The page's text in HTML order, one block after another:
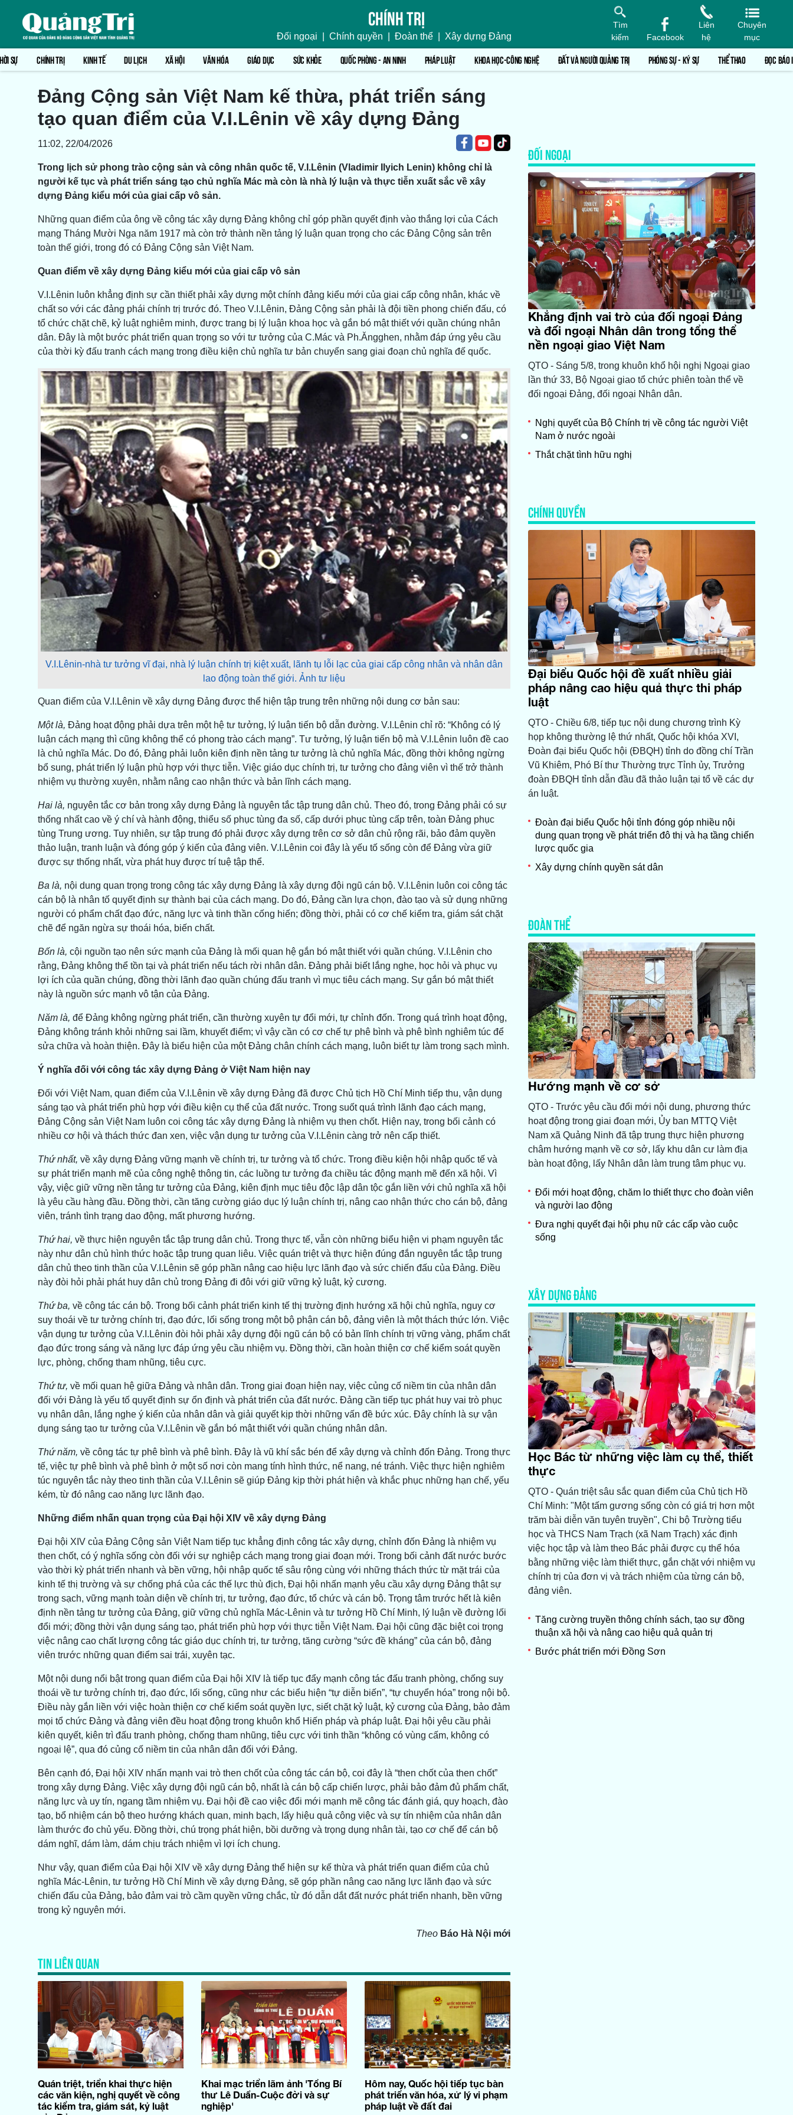
Chính trị
Đối ngoại Chính quyền Đoàn thể Xây dựng Đảng
Tìm
kiếm
Facebook
Liên
hệ
Chuyên
mục
SỰ CHÍNH TRỊ KINH TẾ DU LỊCH XÃ HỘI VĂN HÓA GIÁO DỤC SỨC KHỎE QUỐC PHÒNG - AN NINH PHÁP LUẬT KHOA HỌC-CÔNG NGHỆ ĐẤT VÀ NGƯỜI QUẢNG TRỊ PHÓNG SỰ - KÝ SỰ THỂ THAO ĐỌC BÁO
Đảng Cộng sản Việt Nam kế thừa, phát triển sáng
tạo quan điểm của V.I.Lênin về xây dựng Đảng
11:02, 22/04/2026
Trong lịch sử phong trào cộng sản và công nhân quốc tế, V.I.Lênin (Vladimir Ilyich Lenin) không chỉ là
người kế tục và phát triển sáng tạo chủ nghĩa Mác mà còn là nhà lý luận và thực tiễn xuất sắc về xây
dựng Đảng kiểu mới của giai cấp vô sản.
Những quan điểm của ông về công tác xây dựng Đảng không chỉ góp phần quyết định vào thắng lợi của Cách
mạng Tháng Mười Nga năm 1917 mà còn trở thành nền tảng lý luận quan trọng cho các Đảng Cộng sản trên
toàn thế giới, trong đó có Đảng Cộng sản Việt Nam.
Quan điểm về xây dựng Đảng kiểu mới của giai cấp vô sản
V.I.Lênin luôn khẳng định sự cần thiết phải xây dựng một chính đảng kiểu mới của giai cấp công nhân, khác về
chất so với các đảng phái chính trị trước đó. Theo V.I.Lênin, Đảng Cộng sản phải là đội tiền phong chiến đấu, có
tổ chức chặt chẽ, kỷ luật nghiêm minh, được trang bị lý luận khoa học và gắn bó mật thiết với quần chúng nhân
dân. Đây là một bước phát triển quan trọng so với tư tưởng của C.Mác và Ph.Ăngghen, nhằm đáp ứng yêu cầu
của thời kỳ đấu tranh cách mạng trong điều kiện chủ nghĩa tư bản chuyển sang giai đoạn chủ nghĩa đế quốc.
V.I.Lênin-nhà tư tưởng vĩ đại, nhà lý luận chính trị kiệt xuất, lãnh tụ lỗi lạc của giai cấp công nhân và nhân dân
lao động toàn thế giới. Ảnh tư liệu
Quan điểm của V.I.Lênin về xây dựng Đảng được thể hiện tập trung trên những nội dung cơ bản sau:
Một là, Đảng hoạt động phải dựa trên một hệ tư tưởng, lý luận tiến bộ dẫn đường. V.I.Lênin chỉ rõ: “Không có lý
luận cách mạng thì cũng không thể có phong trào cách mạng”. Tư tưởng, lý luận tiến bộ mà V.I.Lênin luôn đề cao
là chủ nghĩa Mác. Do đó, Đảng phải luôn kiên định nền tảng tư tưởng là chủ nghĩa Mác, đồng thời không ngừng
bổ sung, phát triển lý luận phù hợp với thực tiễn. Việc giáo dục chính trị, tư tưởng cho đảng viên vì thế trở thành
nhiệm vụ thường xuyên, nhằm nâng cao nhận thức và bản lĩnh cách mạng.
Hai là, nguyên tắc cơ bản trong xây dựng Đảng là nguyên tắc tập trung dân chủ. Theo đó, trong Đảng phải có sự
thống nhất cao về ý chí và hành động, thiểu số phục tùng đa số, cấp dưới phục tùng cấp trên, toàn Đảng phục
tùng Trung ương. Tuy nhiên, sự tập trung đó phải được xây dựng trên cơ sở dân chủ rộng rãi, bảo đảm quyền
thảo luận, tranh luận và đóng góp ý kiến của đảng viên. V.I.Lênin coi đây là yếu tố sống còn để Đảng vừa giữ
được sự thống nhất, vừa phát huy được trí tuệ tập thể.
Ba là, nội dung quan trọng trong công tác xây dựng Đảng là xây dựng đội ngũ cán bộ. V.I.Lênin luôn coi công tác
cán bộ là nhân tố quyết định sự thành bại của cách mạng. Do đó, Đảng cần lựa chọn, đào tạo và sử dụng những
người có phẩm chất đạo đức, năng lực và tinh thần cống hiến; đồng thời, phải có cơ chế kiểm tra, giám sát chặt
chẽ để ngăn ngừa sự thoái hóa, biến chất.
Bốn là, cội nguồn tạo nên sức mạnh của Đảng là mối quan hệ gắn bó mật thiết với quần chúng. V.I.Lênin cho
rằng, Đảng không thể tồn tại và phát triển nếu tách rời nhân dân. Đảng phải biết lắng nghe, học hỏi và phục vụ
lợi ích của quần chúng, đồng thời lãnh đạo quần chúng đấu tranh vì mục tiêu cách mạng. Sự gắn bó mật thiết
này là nguồn sức mạnh vô tận của Đảng.
Năm là, để Đảng không ngừng phát triển, cần thường xuyên tự đổi mới, tự chỉnh đốn. Trong quá trình hoạt động,
Đảng không tránh khỏi những sai lầm, khuyết điểm; vì vậy cần có cơ chế tự phê bình và phê bình nghiêm túc để
sửa chữa và hoàn thiện. Đây là biểu hiện của một Đảng chân chính cách mạng, luôn biết tự làm trong sạch mình.
Ý nghĩa đối với công tác xây dựng Đảng ở Việt Nam hiện nay
Đối với Việt Nam, quan điểm của V.I.Lênin về xây dựng Đảng đã được Chủ tịch Hồ Chí Minh tiếp thu, vận dụng
sáng tạo và phát triển phù hợp với điều kiện cụ thể của đất nước. Trong suốt quá trình lãnh đạo cách mạng,
Đảng Cộng sản Việt Nam luôn coi công tác xây dựng Đảng là nhiệm vụ then chốt. Hiện nay, trong bối cảnh có
nhiều cơ hội và thách thức đan xen, việc vận dụng tư tưởng của V.I.Lênin càng trở nên cấp thiết.
Thứ nhất, về xây dựng Đảng vững mạnh về chính trị, tư tưởng và tổ chức. Trong điều kiện hội nhập quốc tế và
sự phát triển mạnh mẽ của công nghệ thông tin, các luồng tư tưởng đa chiều tác động mạnh mẽ đến xã hội. Vì
vậy, việc giữ vững nền tảng tư tưởng của Đảng, kiên định mục tiêu độc lập dân tộc gắn liền với chủ nghĩa xã hội
là yêu cầu hàng đầu. Đồng thời, cần tăng cường giáo dục lý luận chính trị, nâng cao nhận thức cho cán bộ, đảng
viên, tránh tình trạng dao động, mất phương hướng.
Thứ hai, về thực hiện nguyên tắc tập trung dân chủ. Trong thực tế, vẫn còn những biểu hiện vi phạm nguyên tắc
này như dân chủ hình thức hoặc tập trung quan liêu. Việc quán triệt và thực hiện đúng đắn nguyên tắc tập trung
dân chủ theo tinh thần của V.I.Lênin sẽ góp phần nâng cao hiệu lực lãnh đạo và sức chiến đấu của Đảng. Điều
này đòi hỏi phải phát huy dân chủ trong Đảng đi đôi với giữ vững kỷ luật, kỷ cương.
Thứ ba, về công tác cán bộ. Trong bối cảnh phát triển kinh tế thị trường định hướng xã hội chủ nghĩa, nguy cơ
suy thoái về tư tưởng chính trị, đạo đức, lối sống trong một bộ phận cán bộ, đảng viên là một thách thức lớn. Việc
vận dụng tư tưởng của V.I.Lênin đòi hỏi phải xây dựng đội ngũ cán bộ có bản lĩnh chính trị vững vàng, phẩm chất
đạo đức trong sáng và năng lực đáp ứng yêu cầu nhiệm vụ. Đồng thời, cần hoàn thiện cơ chế kiểm soát quyền
lực, phòng, chống tham nhũng, tiêu cực.
Thứ tư, về mối quan hệ giữa Đảng và nhân dân. Trong giai đoạn hiện nay, việc củng cố niềm tin của nhân dân
đối với Đảng là yếu tố quyết định sự ổn định và phát triển của đất nước. Đảng cần tiếp tục phát huy vai trò phục
vụ nhân dân, lắng nghe ý kiến của nhân dân và giải quyết kịp thời những vấn đề bức xúc. Đây chính là sự vận
dụng sáng tạo tư tưởng của V.I.Lênin về gắn bó mật thiết với quần chúng nhân dân.
Thứ năm, về công tác tự phê bình và phê bình. Đây là vũ khí sắc bén để xây dựng và chỉnh đốn Đảng. Trong thực
tế, việc tự phê bình và phê bình ở một số nơi còn mang tính hình thức, nể nang, né tránh. Việc thực hiện nghiêm
túc nguyên tắc này theo tinh thần của V.I.Lênin sẽ giúp Đảng kịp thời phát hiện và khắc phục những hạn chế, yếu
kém, từ đó nâng cao năng lực lãnh đạo.
Những điểm nhấn quan trọng của Đại hội XIV về xây dựng Đảng
Đại hội XIV của Đảng Cộng sản Việt Nam tiếp tục khẳng định công tác xây dựng, chỉnh đốn Đảng là nhiệm vụ
then chốt, có ý nghĩa sống còn đối với sự nghiệp cách mạng trong giai đoạn mới. Trong bối cảnh đất nước bước
vào thời kỳ phát triển nhanh và bền vững, hội nhập quốc tế sâu rộng cùng với những thách thức từ mặt trái của
kinh tế thị trường và sự chống phá của các thế lực thù địch, Đại hội nhấn mạnh yêu cầu xây dựng Đảng thật sự
trong sạch, vững mạnh toàn diện về chính trị, tư tưởng, đạo đức, tổ chức và cán bộ. Trọng tâm trước hết là kiên
định nền tảng tư tưởng của Đảng, giữ vững chủ nghĩa Mác-Lênin và tư tưởng Hồ Chí Minh, lý luận về đường lối
đổi mới; đồng thời vận dụng sáng tạo, phát triển phù hợp với thực tiễn Việt Nam. Đại hội cũng đặc biệt coi trọng
việc nâng cao chất lượng công tác giáo dục chính trị, tư tưởng, tăng cường “sức đề kháng” của cán bộ, đảng
viên trước những quan điểm sai trái, xuyên tạc.
Một nội dung nổi bật trong quan điểm của Đại hội XIV là tiếp tục đẩy mạnh công tác đấu tranh phòng, chống suy
thoái về tư tưởng chính trị, đạo đức, lối sống, cũng như các biểu hiện “tự diễn biến”, “tự chuyển hóa” trong nội bộ.
Điều này gắn liền với việc hoàn thiện cơ chế kiểm soát quyền lực, siết chặt kỷ luật, kỷ cương của Đảng, bảo đảm
mọi tổ chức Đảng và đảng viên đều hoạt động trong khuôn khổ Hiến pháp và pháp luật. Đại hội yêu cầu phải
kiên quyết, kiên trì đấu tranh phòng, chống tham nhũng, tiêu cực với tinh thần “không có vùng cấm, không có
ngoại lệ”, qua đó củng cố niềm tin của nhân dân đối với Đảng.
Bên cạnh đó, Đại hội XIV nhấn mạnh vai trò then chốt của công tác cán bộ, coi đây là “then chốt của then chốt”
trong xây dựng Đảng. Việc xây dựng đội ngũ cán bộ, nhất là cán bộ cấp chiến lược, phải bảo đảm đủ phẩm chất,
năng lực và uy tín, ngang tầm nhiệm vụ. Đại hội đề cao việc đổi mới mạnh mẽ công tác đánh giá, quy hoạch, đào
tạo, bổ nhiệm cán bộ theo hướng khách quan, minh bạch, lấy hiệu quả công việc và sự tín nhiệm của nhân dân
làm thước đo chủ yếu. Đồng thời, chú trọng phát hiện, bồi dưỡng và trọng dụng nhân tài, tạo cơ chế để cán bộ
dám nghĩ, dám làm, dám chịu trách nhiệm vì lợi ích chung.
Như vậy, quan điểm của Đại hội XIV về xây dựng Đảng thể hiện sự kế thừa và phát triển quan điểm của chủ
nghĩa Mác-Lênin, tư tưởng Hồ Chí Minh về xây dựng Đảng, sẽ góp phần nâng cao năng lực lãnh đạo và sức
chiến đấu của Đảng, bảo đảm vai trò cầm quyền vững chắc, từ đó dẫn dắt đất nước phát triển nhanh, bền vững
trong kỷ nguyên mới.
Theo Báo Hà Nội mới
TIN LIÊN QUAN
Quán triệt, triển khai thực hiện
các văn kiện, nghị quyết về công
tác kiểm tra, giám sát, kỷ luật
Khai mạc triển lãm ảnh 'Tổng Bí
thư Lê Duẩn-Cuộc đời và sự
nghiệp'
Hôm nay, Quốc hội tiếp tục bàn
phát triển văn hóa, xử lý vi phạm
pháp luật về đất đai
ĐỐI NGOẠI
Khẳng định vai trò của đối ngoại Đảng
và đối ngoại Nhân dân trong tổng thể
nền ngoại giao Việt Nam
QTO - Sáng 5/8, trong khuôn khổ hội nghị Ngoại giao
lần thứ 33, Bộ Ngoại giao tổ chức phiên toàn thể về
đối ngoại Đảng, đối ngoại Nhân dân.
Nghị quyết của Bộ Chính trị về công tác người Việt
Nam ở nước ngoài
Thắt chặt tình hữu nghị
CHÍNH QUYỀN
Đại biểu Quốc hội đề xuất nhiều giải
pháp nâng cao hiệu quả thực thi pháp
luật
QTO - Chiều 6/8, tiếp tục nội dung chương trình Kỳ
họp không thường lệ thứ nhất, Quốc hội khóa XVI,
Đoàn đại biểu Quốc hội (ĐBQH) tỉnh do đồng chí Trần
Vũ Khiêm, Phó Bí thư Thường trực Tỉnh ủy, Trưởng
đoàn ĐBQH tỉnh dẫn đầu đã thảo luận tại tổ về các dự
án luật.
Đoàn đại biểu Quốc hội tỉnh đóng góp nhiều nội
dung quan trọng về phát triển đô thị và hạ tầng chiến
lược quốc gia
Xây dựng chính quyền sát dân
ĐOÀN THỂ
Hướng mạnh về cơ sở
QTO - Trước yêu cầu đổi mới nội dung, phương thức
hoạt động trong giai đoạn mới, Ủy ban MTTQ Việt
Nam xã Quảng Ninh đã tập trung thực hiện phương
châm hướng mạnh về cơ sở, lấy khu dân cư làm địa
bàn hoạt động, lấy Nhân dân làm trung tâm phục vụ.
Đổi mới hoạt động, chăm lo thiết thực cho đoàn viên
và người lao động
Đưa nghị quyết đại hội phụ nữ các cấp vào cuộc
sống
XÂY DỰNG ĐẢNG
Học Bác từ những việc làm cụ thể, thiết
thực
QTO - Quán triệt sâu sắc quan điểm của Chủ tịch Hồ
Chí Minh: "Một tấm gương sống còn có giá trị hơn một
trăm bài diễn văn tuyên truyền", Chi bộ Trường tiểu
học và THCS Nam Trạch (xã Nam Trạch) xác định
việc học tập và làm theo Bác phải được cụ thể hóa
bằng những việc làm thiết thực, gắn chặt với nhiệm vụ
chính trị của đơn vị và trách nhiệm của từng cán bộ,
đảng viên.
Tăng cường truyền thông chính sách, tạo sự đồng
thuận xã hội và nâng cao hiệu quả quản trị
Bước phát triển mới Đồng Sơn